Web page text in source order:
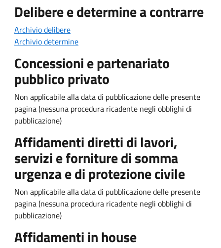
Delibere e determine a contrarre
Archivio delibere
Archivio determine
Concessioni e partenariato
pubblico privato
Non applicabile alla data di pubblicazione delle presente
pagina (nessuna procedura ricadente negli obblighi di
pubblicazione)
Affidamenti diretti di lavori,
servizi e forniture di somma
urgenza e di protezione civile
Non applicabile alla data di pubblicazione delle presente
pagina (nessuna procedura ricadente negli obblighi di
pubblicazione)
Affidamenti in house